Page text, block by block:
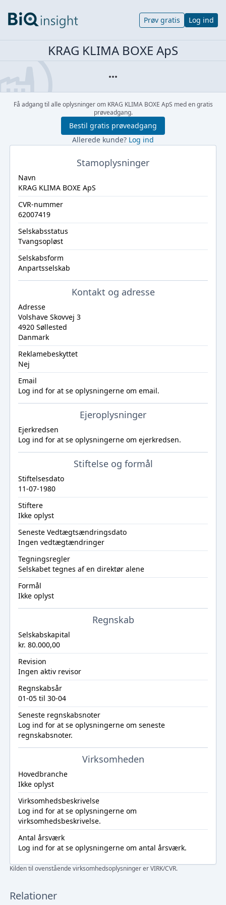
Prøv gratis Log ind
KRAG KLIMA BOXE ApS
Få adgang til alle oplysninger om KRAG KLIMA BOXE ApS med en gratis
prøveadgang.
Bestil gratis prøveadgang
Allerede kunde? Log ind
Stamoplysninger
Navn
KRAG KLIMA BOXE ApS
CVR-nummer
62007419
Selskabsstatus
Tvangsopløst
Selskabsform
Anpartsselskab
Kontakt og adresse
Adresse
Volshave Skovvej 3
4920 Søllested
Danmark
Reklamebeskyttet
Nej
Email
Log ind for at se oplysningerne om email.
Ejeroplysninger
Ejerkredsen
Log ind for at se oplysningerne om ejerkredsen.
Stiftelse og formål
Stiftelsesdato
11-07-1980
Stiftere
Ikke oplyst
Seneste Vedtægtsændringsdato
Ingen vedtægtændringer
Tegningsregler
Selskabet tegnes af en direktør alene
Formål
Ikke oplyst
Regnskab
Selskabskapital
kr. 80.000,00
Revision
Ingen aktiv revisor
Regnskabsår
01-05 til 30-04
Seneste regnskabsnoter
Log ind for at se oplysningerne om seneste
regnskabsnoter.
Virksomheden
Hovedbranche
Ikke oplyst
Virksomhedsbeskrivelse
Log ind for at se oplysningerne om
virksomhedsbeskrivelse.
Antal årsværk
Log ind for at se oplysningerne om antal årsværk.
Kilden til ovenstående virksomhedsoplysninger er VIRK/CVR.
Relationer